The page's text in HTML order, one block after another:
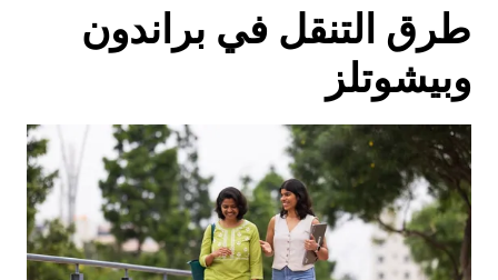
طرق التنقل في براندون
وبيشوتلز